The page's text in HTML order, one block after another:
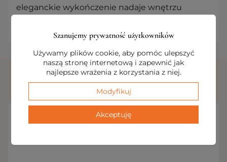
eleganckie wykończenie nadaje wnętrzu
INNE PRODUKTY Z TEJ KOLEKCJI
Szanujemy prywatność użytkowników
Używamy plików cookie, aby pomóc ulepszyć
naszą stronę internetową i zapewnić jak
najlepsze wrażenia z korzystania z niej.
Modyfikuj
Akceptuję